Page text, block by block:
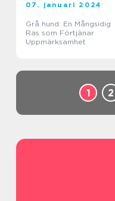
07. januari 2024
Grå hund: En Mångsidig
Ras som Förtjänar
Uppmärksamhet
1 2